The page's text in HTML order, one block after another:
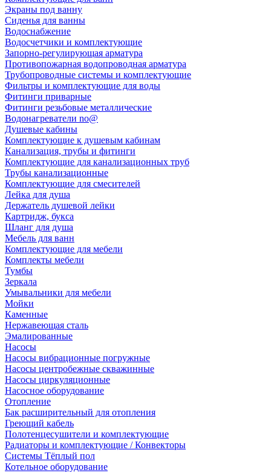
Экраны под ванну
Сиденья для ванны
Водоснабжение
Водосчетчики и комплектующие
Запорно-регулирующая арматура
Противопожарная водопроводная арматура
Трубопроводные системы и комплектующие
Фильтры и комплектующие для воды
Фитинги приварные
Фитинги резьбовые металлические
Водонагреватели no@
Душевые кабины
Комплектующие к душевым кабинам
Канализация, трубы и фитинги
Комплектующие для канализационных труб
Трубы канализационные
Комплектующие для смесителей
Лейка для душа
Держатель душевой лейки
Картридж, букса
Шланг для душа
Мебель для ванн
Комплектующие для мебели
Комплекты мебели
Тумбы
Зеркала
Умывальники для мебели
Мойки
Каменные
Нержавеющая сталь
Эмалированные
Насосы
Насосы вибрационные погружные
Насосы центробежные скважинные
Насосы циркуляционные
Насосное оборудование
Отопление
Бак расширительный для отопления
Греющий кабель
Полотенцесушители и комплектующие
Радиаторы и комплектующие / Конвекторы
Системы Тёплый пол
Котельное оборудование